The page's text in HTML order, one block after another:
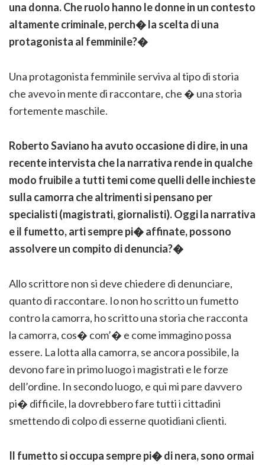
una donna. Che ruolo hanno le donne in un contesto
altamente criminale, perch� la scelta di una
protagonista al femminile?�
Una protagonista femminile serviva al tipo di storia
che avevo in mente di raccontare, che � una storia
fortemente maschile.
Roberto Saviano ha avuto occasione di dire, in una
recente intervista che la narrativa rende in qualche
modo fruibile a tutti temi come quelli delle inchieste
sulla camorra che altrimenti si pensano per
specialisti (magistrati, giornalisti). Oggi la narrativa
e il fumetto, arti sempre pi� affinate, possono
assolvere un compito di denuncia?�
Allo scrittore non si deve chiedere di denunciare,
quanto di raccontare. Io non ho scritto un fumetto
contro la camorra, ho scritto una storia che racconta
la camorra, cos� com’� e come immagino possa
essere. La lotta alla camorra, se ancora possibile, la
devono fare in primo luogo i magistrati e le forze
dell’ordine. In secondo luogo, e qui mi pare davvero
pi� difficile, la dovrebbero fare tutti i cittadini
smettendo di colpo di esserne quotidiani clienti.
Il fumetto si occupa sempre pi� di nera, sono ormai